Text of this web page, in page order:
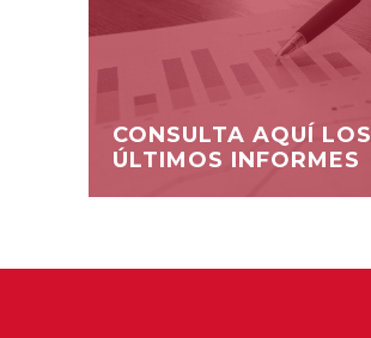
CONSULTA AQUÍ LOS
ÚLTIMOS INFORMES